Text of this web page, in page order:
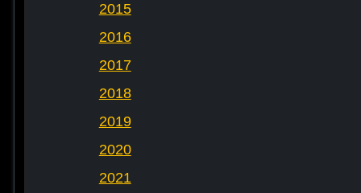
2015
2016
2017
2018
2019
2020
2021